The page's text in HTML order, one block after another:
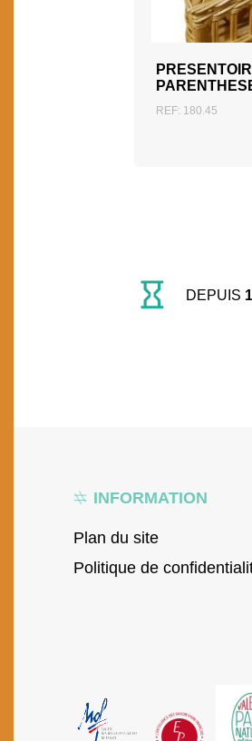
PRESENTOIR
REF: 180.45
DEPUIS
INFORMATION
Plan du site
Politique de